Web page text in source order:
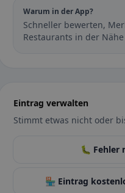
Warum in der App?
Schneller bewerten,
Restaurants in der
Eintrag verwalten
Stimmt etwas nicht oder
🐛 Fehler
🏪 Eintrag